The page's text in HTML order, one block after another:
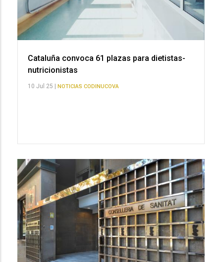
Cataluña convoca 61 plazas para dietistas-
nutricionistas
10 Jul 25 | NOTICIAS CODINUCOVA